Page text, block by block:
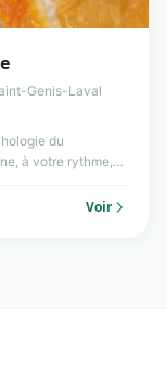
Genis-Laval
du
à votre rythme,
Voir